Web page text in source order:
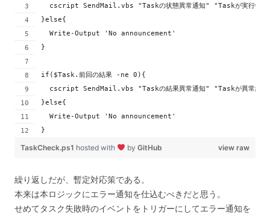
cscript SendMail.vbs "Taskの状態異常通知" "Taskが実行中か、
}else{
  Write-Output 'No announcement'
}
if($Task.前回の結果 -ne 0){
cscript SendMail.vbs "Taskの結果異常通知" "Taskが異常終了し
}else{
  Write-Output 'No announcement'
}
view raw
TaskCheck.ps1 hosted with by GitHub
繰り返しだが、暫定対応策である。
本来は本ロジックにエラー通知を仕込むべきだと思う。
せめてタスク失敗時のイベントをトリガーにしてエラー通知を